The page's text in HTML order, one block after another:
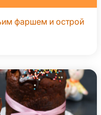
фаршем и острой